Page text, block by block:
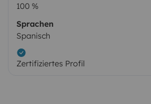
100 %
Sprachen
Spanisch
Zertifiziertes Profil